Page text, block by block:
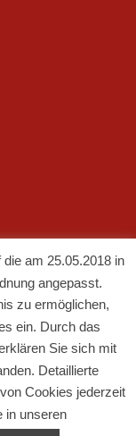
am 25.05.2018 in
angepasst.
zu ermöglichen,
ein. Durch das
Sie sich mit
Detaillierte
Cookies jederzeit
in unseren